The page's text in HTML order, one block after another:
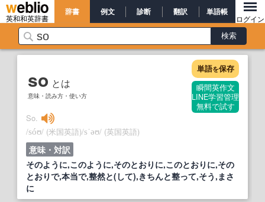
英和和英辞書
辞書 例文 診断 翻訳 単語帳
ログイン
so とは
意味・読み方・使い方
単語を保存
瞬間英作文
LINE学習管理
無料で試す
So.
/sóʊ/ (米国英語)/sˈəʊ/ (英国英語)
意味・対訳
そのように,このように,そのとおりに,このとおりに,その
とおりで,本当で,整然と(して),きちんと整って,そう,まさ
に